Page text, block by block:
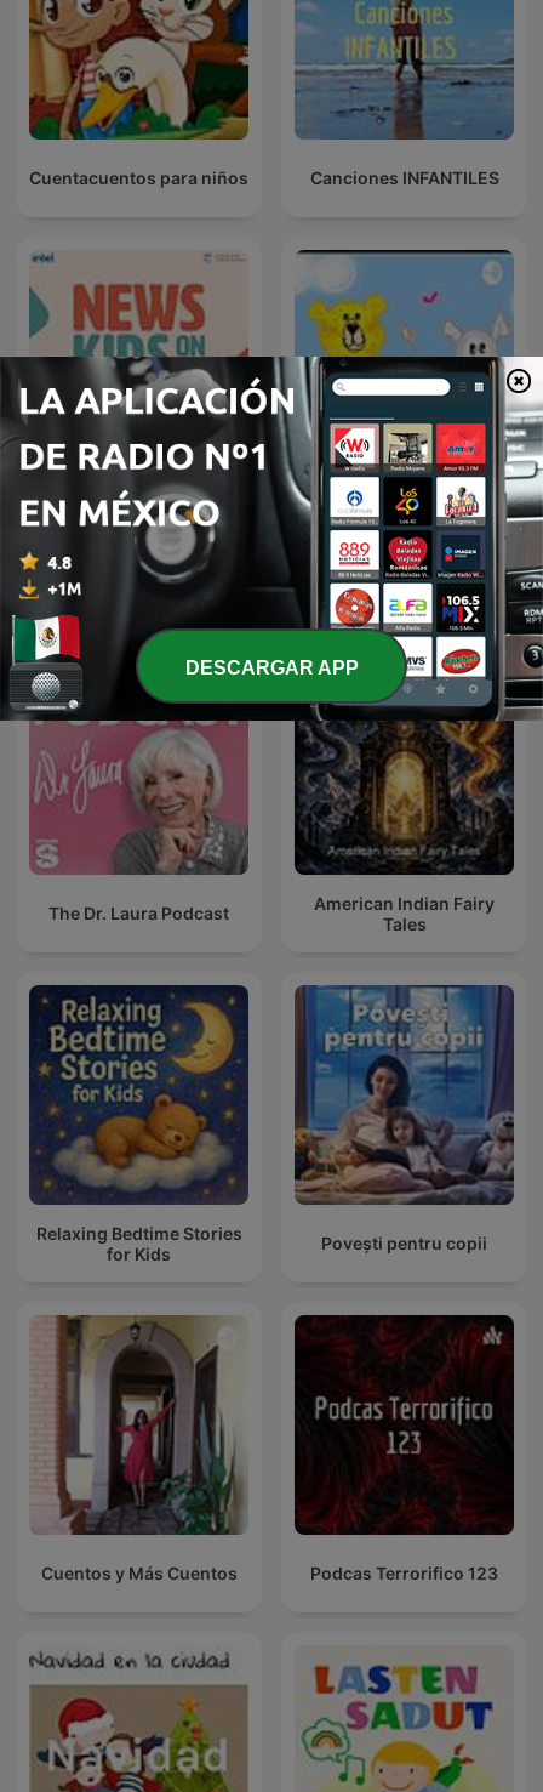
Cuentacuentos para niños Canciones INFANTILES
News Kids On The Block Cuentos Para Niños
Más podcasts internacionales de Para toda
la familia
The Dr. Laura Podcast
American Indian Fairy
Tales
Relaxing Bedtime Stories
for Kids
Povești pentru copii
Cuentos y Más Cuentos Podcas Terrorifico 123
DESCARGAR APP